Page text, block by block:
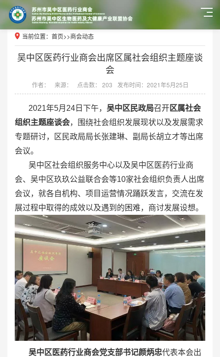
当前位置： 首页>>商会动态
吴中区医药行业商会出席区属社会组织主题座谈
会
作者： 来源： 点击数： 203 发布时间：2021年5月25日
2021年5月24日下午， 吴中区民政局召开区属社会
组织主题座谈会，围绕社会组织发展现状以及发展需求
专题研讨，区民政局局长张建琳、副局长胡立才等出席
会议。
吴中区社会组织服务中心以及吴中区医药行业商
会、吴中区玖玖公益联合会等10家社会组织负责人出席
会议，就各自机构、项目运营情况踊跃发言，交流在发
展过程中取得的成效以及遇到的困难，商讨发展设想。
吴中区医药行业商会党支部书记颜炳忠代表本会出